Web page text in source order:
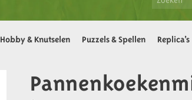
Hobby & Knutselen Puzzels & Spellen Replica’s